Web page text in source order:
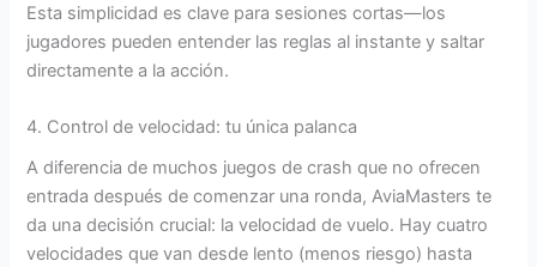
Esta simplicidad es clave para sesiones cortas—los
jugadores pueden entender las reglas al instante y saltar
directamente a la acción.
4. Control de velocidad: tu única palanca
A diferencia de muchos juegos de crash que no ofrecen
entrada después de comenzar una ronda, AviaMasters te
da una decisión crucial: la velocidad de vuelo. Hay cuatro
velocidades que van desde lento (menos riesgo) hasta